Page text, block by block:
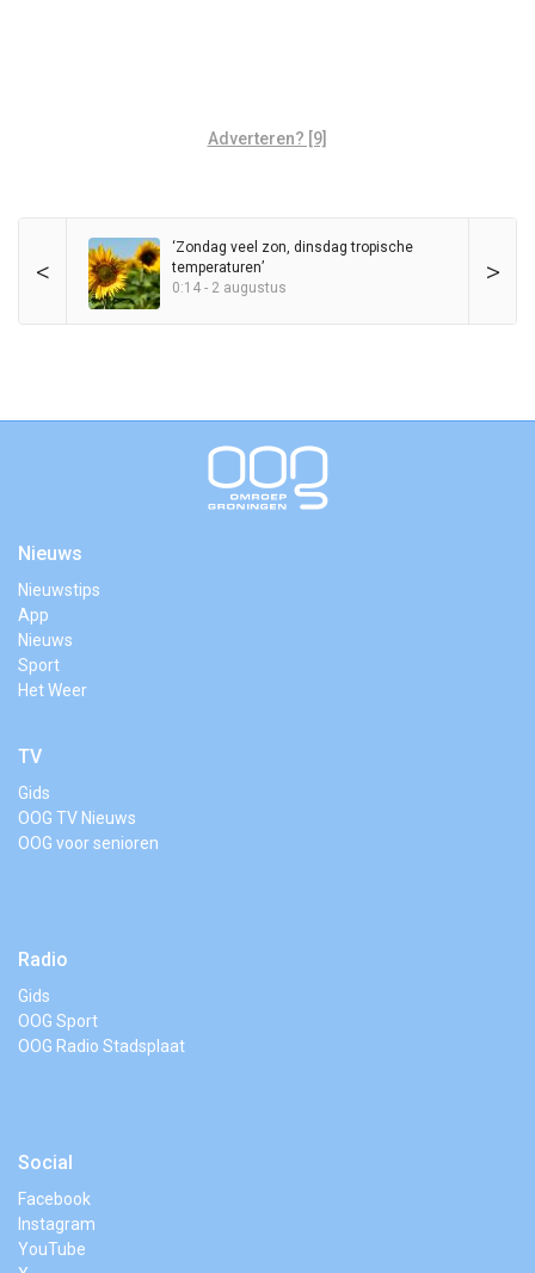
Adverteren? [9]
< >
‘Zondag veel zon, dinsdag tropische
temperaturen’
0:14 - 2 augustus
Nieuws
Nieuwstips
App
Nieuws
Sport
Het Weer
TV
Gids
OOG TV Nieuws
OOG voor senioren
Radio
Gids
OOG Sport
OOG Radio Stadsplaat
Social
Facebook
Instagram
YouTube